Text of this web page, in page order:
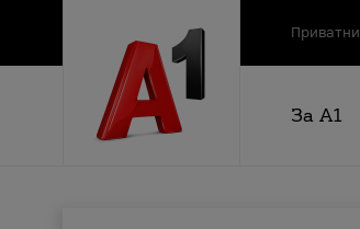
Приватни
За А1